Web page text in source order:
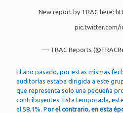
New report by TRAC here:
pic.twitter.com/
— TRAC Reports
El año pasado, por estas mismas
auditorías estaba dirigida a este
que representa solo una pequeña
contribuyentes. Esta temporada,
al 58.1%. Por el contrario, en esta